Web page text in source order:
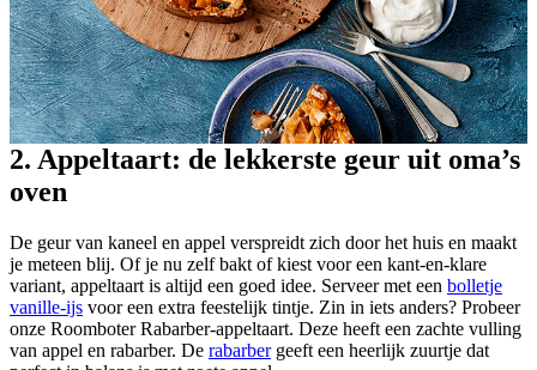
2. Appeltaart: de lekkerste geur uit oma’s
oven
De geur van kaneel en appel verspreidt zich door het huis en maakt
je meteen blij. Of je nu zelf bakt of kiest voor een kant-en-klare
variant, appeltaart is altijd een goed idee. Serveer met een bolletje
vanille-ijs voor een extra feestelijk tintje. Zin in iets anders? Probeer
onze Roomboter Rabarber-appeltaart. Deze heeft een zachte vulling
van appel en rabarber. De rabarbergeeft een heerlijk zuurtje dat